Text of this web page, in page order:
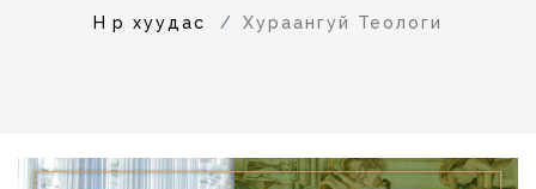
Нүүр хуудас Хураангуй Теологи